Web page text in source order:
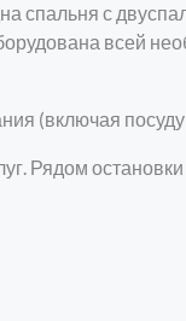
спальня с
всей
(включая посуду
Рядом